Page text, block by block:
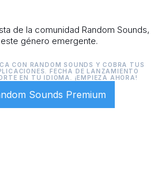
de la comunidad Random Sounds,
género emergente.
CON RANDOM SOUNDS Y COBRA TUS
FECHA DE LANZAMIENTO
EN TU IDIOMA. ¡EMPIEZA AHORA!
Sounds Premium